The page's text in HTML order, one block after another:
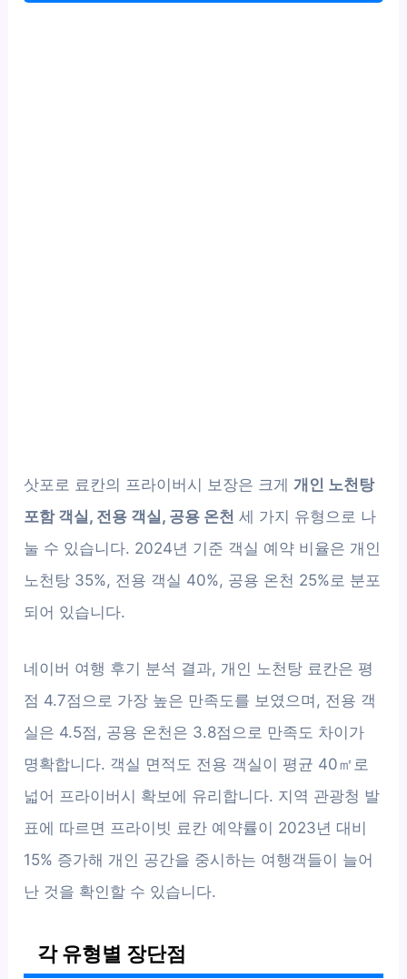
삿포로 료칸의 프라이버시 보장은 크게개인 노천탕
포함 객실, 전용 객실, 공용 온천 세 가지 유형으로 나
눌 수 있습니다. 2024년 기준 객실 예약 비율은 개인
노천탕 35%, 전용 객실 40%, 공용 온천 25%로 분포
되어 있습니다.
네이버 여행 후기 분석 결과, 개인 노천탕 료칸은 평
점 4.7점으로 가장 높은 만족도를 보였으며, 전용 객
실은 4.5점, 공용 온천은 3.8점으로 만족도 차이가
명확합니다. 객실 면적도 전용 객실이 평균 40㎡로
넓어 프라이버시 확보에 유리합니다. 지역 관광청 발
표에 따르면 프라이빗 료칸 예약률이 2023년 대비
15% 증가해 개인 공간을 중시하는 여행객들이 늘어
난 것을 확인할 수 있습니다.
각 유형별 장단점